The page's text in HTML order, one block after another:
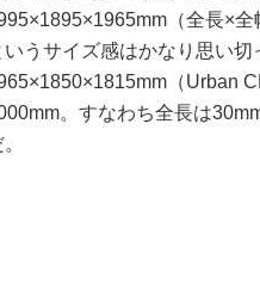
（全長×全
いうサイズ感はかなり思い
（Urban
。すなわち全長は